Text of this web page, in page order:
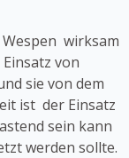
wirksam
von
sie von dem
ist der Einsatz
sein kann
werden sollte.